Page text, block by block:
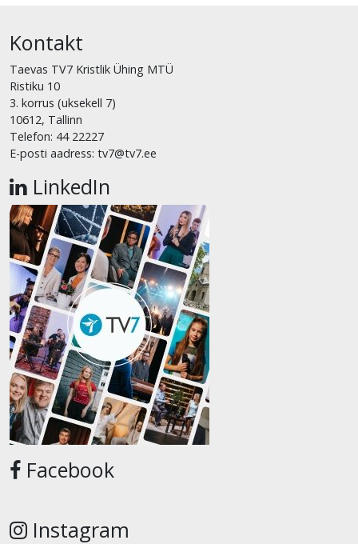
Kontakt
Taevas TV7 Kristlik Ühing MTÜ
Ristiku 10
3. korrus (uksekell 7)
10612, Tallinn
Telefon: 44 22227
E-posti aadress: tv7@tv7.ee
LinkedIn
Facebook
Instagram